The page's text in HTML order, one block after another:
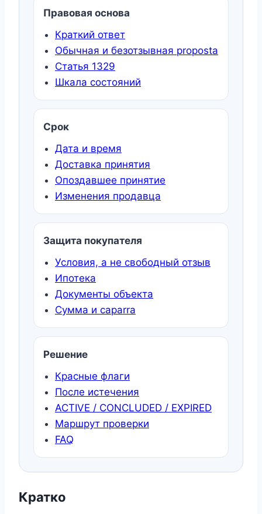
Правовая основа
Краткий ответ
Обычная и безотзывная proposta
Статья 1329
Шкала состояний
Срок
Дата и время
Доставка принятия
Опоздавшее принятие
Изменения продавца
Защита покупателя
Условия, а не свободный отзыв
Ипотека
Документы объекта
Сумма и caparra
Решение
Красные флаги
После истечения
ACTIVE / CONCLUDED / EXPIRED
Маршрут проверки
FAQ
Кратко